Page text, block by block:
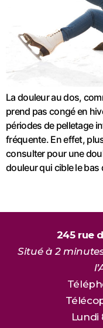
La douleur au dos,
prend pas congé en
périodes de pelletage
fréquente. En effet,
consulter pour une
douleur qui cible le
245 rue
Situé à 2
Lundi